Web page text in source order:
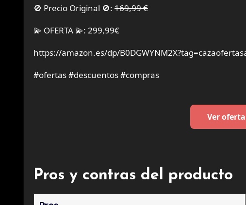
🚫 Precio Original 🚫: 169,99 €
💫 OFERTA 💫: 299,99€
https://amazon.es/dp/
#ofertas #descuentos #compras
Ver
Pros y contras del producto